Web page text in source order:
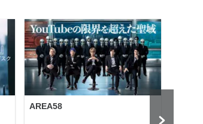
AREA58